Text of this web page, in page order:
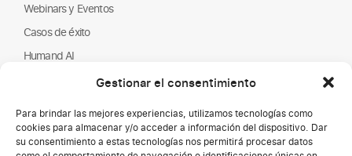
Gestionar el consentimiento
Para brindar las mejores experiencias, utilizamos tecnologías como
cookies para almacenar y/o acceder a información del dispositivo. Dar
su consentimiento a estas tecnologías nos permitirá procesar datos
Webinars y Eventos
Casos de éxito
Humand AI
Guías y Reportes
Nosotros
Humand
Página de empleo